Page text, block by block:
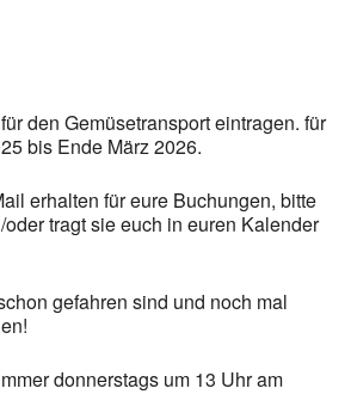
den Gemüsetransport eintragen. für
bis Ende März 2026.
erhalten für eure Buchungen, bitte
tragt sie euch in euren Kalender
gefahren sind und noch mal
donnerstags um 13 Uhr am